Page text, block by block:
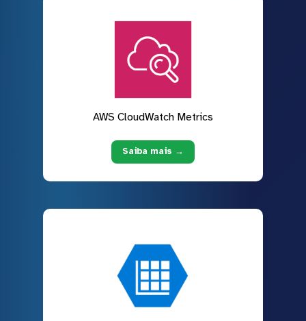
AWS CloudWatch Metrics
Saiba mais →